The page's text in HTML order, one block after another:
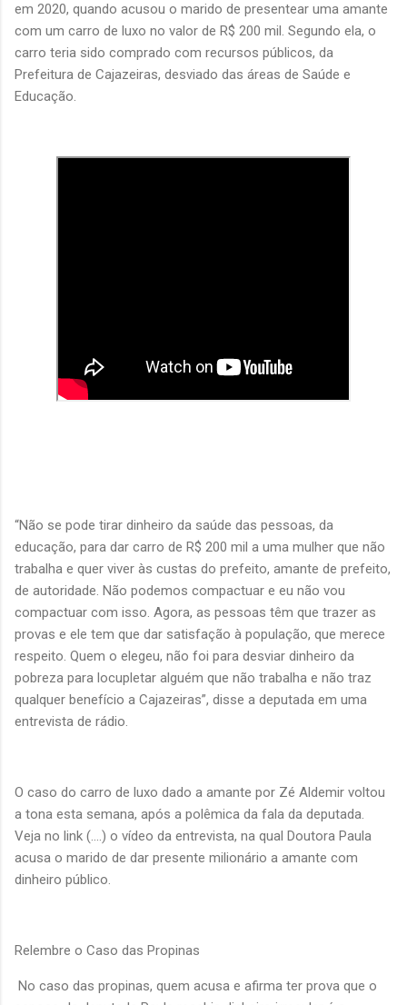
em 2020, quando acusou o marido de presentear uma amante
com um carro de luxo no valor de R$ 200 mil. Segundo ela, o
carro teria sido comprado com recursos públicos, da
Prefeitura de Cajazeiras, desviado das áreas de Saúde e
Educação.
“Não se pode tirar dinheiro da saúde das pessoas, da
educação, para dar carro de R$ 200 mil a uma mulher que não
trabalha e quer viver às custas do prefeito, amante de prefeito,
de autoridade. Não podemos compactuar e eu não vou
compactuar com isso. Agora, as pessoas têm que trazer as
provas e ele tem que dar satisfação à população, que merece
respeito. Quem o elegeu, não foi para desviar dinheiro da
pobreza para locupletar alguém que não trabalha e não traz
qualquer benefício a Cajazeiras”, disse a deputada em uma
entrevista de rádio.
O caso do carro de luxo dado a amante por Zé Aldemir voltou
a tona esta semana, após a polêmica da fala da deputada.
Veja no link (....) o vídeo da entrevista, na qual Doutora Paula
acusa o marido de dar presente milionário a amante com
dinheiro público.
Relembre o Caso das Propinas
No caso das propinas, quem acusa e afirma ter prova que o